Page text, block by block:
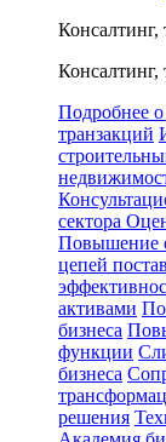
Консалтинг,
Консалтинг,
Подробнее о
транзакций
сектора
Повышение
цепей
активами
бизнеса
функции
бизнеса
решения